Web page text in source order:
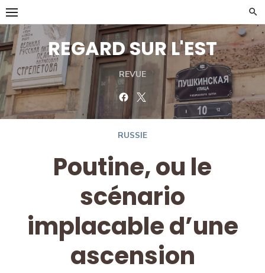
Skip
to
content
REGARD SUR L'EST
REVUE
FacebookTwitter
RUSSIE
Poutine, ou le
scénario
implacable d’une
ascension